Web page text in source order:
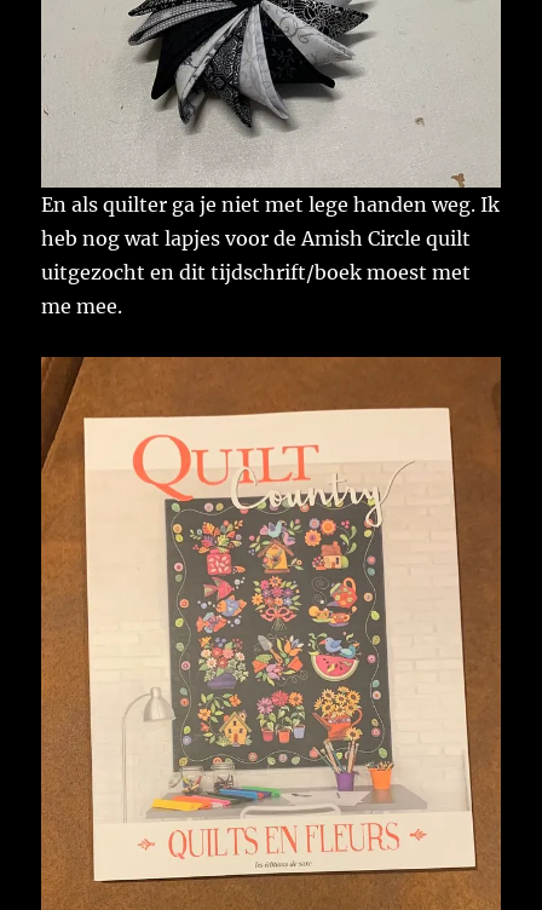
En als quilter ga je niet met lege handen weg. Ik
heb nog wat lapjes voor de Amish Circle quilt
uitgezocht en dit tijdschrift/boek moest met
me mee.